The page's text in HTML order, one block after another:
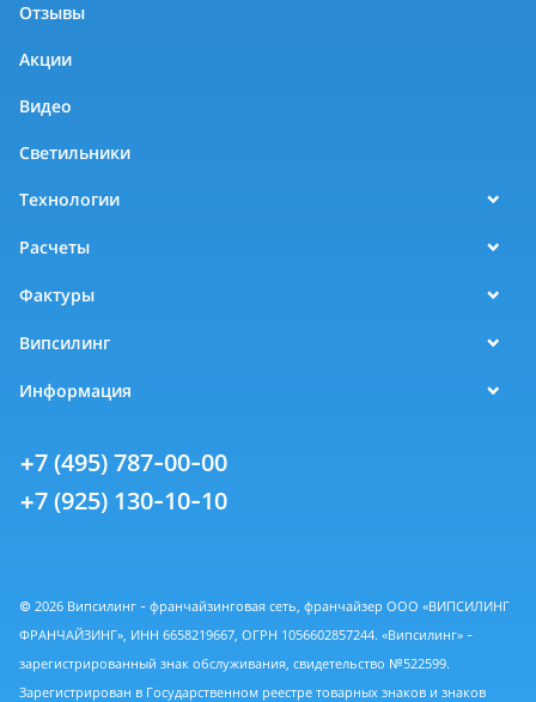
Отзывы
Акции
Видео
Светильники
Технологии
Расчеты
Фактуры
Випсилинг
Информация
+7 (495) 787-00-00
+7 (925) 130-10-10
© 2026 Випсилинг - франчайзинговая сеть, франчайзер ООО «ВИПСИЛИНГ
ФРАНЧАЙЗИНГ», ИНН 6658219667, ОГРН 1056602857244. «Випсилинг» -
зарегистрированный знак обслуживания, свидетельство №522599.
Зарегистрирован в Государственном реестре товарных знаков и знаков